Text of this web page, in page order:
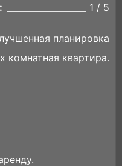
1 / 5
планировка
комнатная квартира.